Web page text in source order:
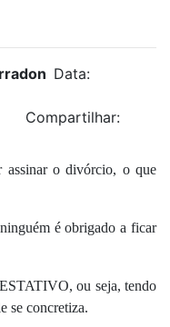
Data:
Compartilhar:
assinar o divórcio, o que
é obrigado a ficar
ou seja, tendo
se concretiza.